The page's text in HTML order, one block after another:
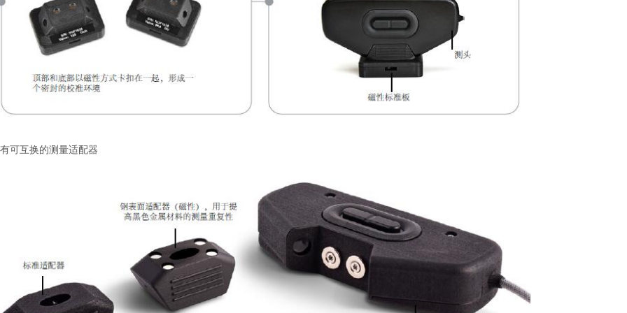
可互换的测量适配器